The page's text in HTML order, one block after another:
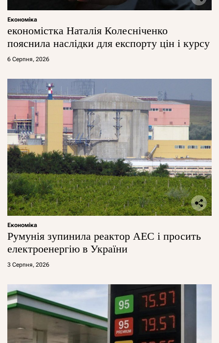
Економіка
економістка Наталія Колесніченко
пояснила наслідки для експорту цін і курсу
6 Серпня, 2026
Економіка
Румунія зупинила реактор АЕС і просить
електроенергію в України
3 Серпня, 2026